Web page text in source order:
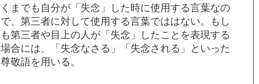
くまでも自分が「失念」した時に使用する言葉なの
で、第三者に対して使用する言葉でははない。もし
も第三者や目上の人が「失念」したことを表現する
場合には、「失念なさる」「失念される」といった
尊敬語を用いる。